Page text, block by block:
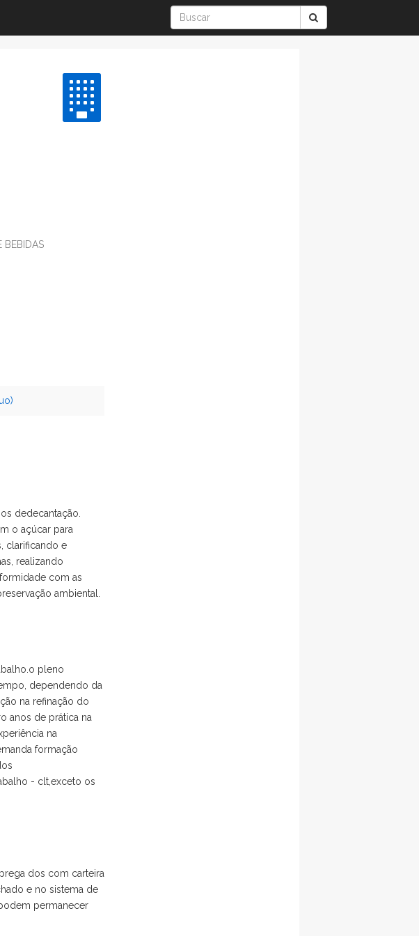
BEBIDAS
dedecantação.
o açúcar para
clarificando e
realizando
com as
ambiental.
pleno
dependendo da
na refinação do
anos de prática na
na
formação
- clt,exceto os
dos com carteira
e no sistema de
permanecer